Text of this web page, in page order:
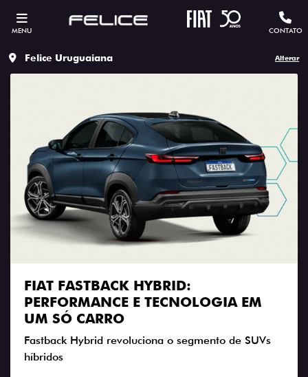
MENU CONTATO
Felice Uruguaiana Alterar
FIAT FASTBACK HYBRID:
PERFORMANCE E TECNOLOGIA EM
UM SÓ CARRO
Fastback Hybrid revoluciona o segmento de SUVs
híbridos